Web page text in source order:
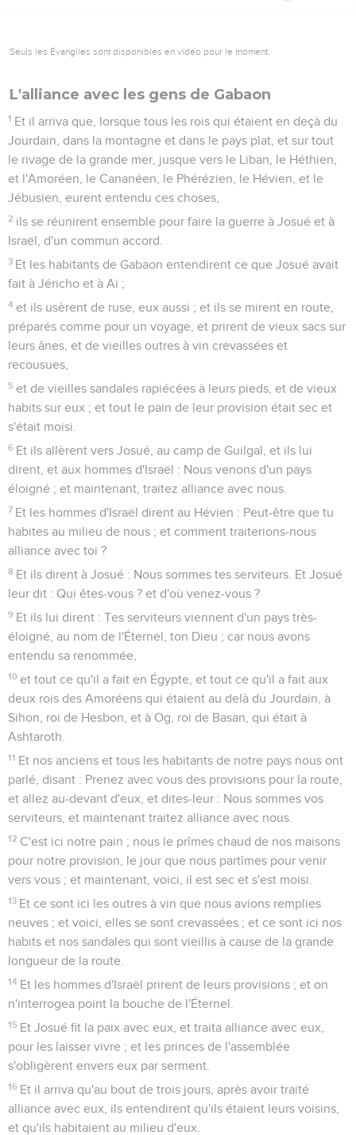
Seuls les Évangiles sont disponibles en vidéo pour le moment.
L'alliance avec les gens de Gabaon
1 Et il arriva que, lorsque tous les rois qui étaient en deçà du
Jourdain, dans la montagne et dans le pays plat, et sur tout
le rivage de la grande mer, jusque vers le Liban, le Héthien,
et l'Amoréen, le Cananéen, le Phérézien, le Hévien, et le
Jébusien, eurent entendu ces choses,
2 ils se réunirent ensemble pour faire la guerre à Josué et à
Israël, d'un commun accord.
3 Et les habitants de Gabaon entendirent ce que Josué avait
fait à Jéricho et à Aï ;
4 et ils usèrent de ruse, eux aussi ; et ils se mirent en route,
préparés comme pour un voyage, et prirent de vieux sacs sur
leurs ânes, et de vieilles outres à vin crevassées et
recousues,
5 et de vieilles sandales rapiécées à leurs pieds, et de vieux
habits sur eux ; et tout le pain de leur provision était sec et
s'était moisi.
6 Et ils allèrent vers Josué, au camp de Guilgal, et ils lui
dirent, et aux hommes d'Israël : Nous venons d'un pays
éloigné ; et maintenant, traitez alliance avec nous.
7 Et les hommes d'Israël dirent au Hévien : Peut-être que tu
habites au milieu de nous ; et comment traiterions-nous
alliance avec toi ?
8 Et ils dirent à Josué : Nous sommes tes serviteurs. Et Josué
leur dit : Qui êtes-vous ? et d'où venez-vous ?
9 Et ils lui dirent : Tes serviteurs viennent d'un pays très-
éloigné, au nom de l'Éternel, ton Dieu ; car nous avons
entendu sa renommée,
10 et tout ce qu'il a fait en Égypte, et tout ce qu'il a fait aux
deux rois des Amoréens qui étaient au delà du Jourdain, à
Sihon, roi de Hesbon, et à Og, roi de Basan, qui était à
Ashtaroth.
11 Et nos anciens et tous les habitants de notre pays nous ont
parlé, disant : Prenez avec vous des provisions pour la route,
et allez au-devant d'eux, et dites-leur : Nous sommes vos
serviteurs, et maintenant traitez alliance avec nous.
12 C'est ici notre pain ; nous le prîmes chaud de nos maisons
pour notre provision, le jour que nous partîmes pour venir
vers vous ; et maintenant, voici, il est sec et s'est moisi.
13 Et ce sont ici les outres à vin que nous avions remplies
neuves ; et voici, elles se sont crevassées ; et ce sont ici nos
habits et nos sandales qui sont vieillis à cause de la grande
longueur de la route.
14 Et les hommes d'Israël prirent de leurs provisions ; et on
n'interrogea point la bouche de l'Éternel.
15 Et Josué fit la paix avec eux, et traita alliance avec eux,
pour les laisser vivre ; et les princes de l'assemblée
s'obligèrent envers eux par serment.
16 Et il arriva qu'au bout de trois jours, après avoir traité
alliance avec eux, ils entendirent qu'ils étaient leurs voisins,
et qu'ils habitaient au milieu d'eux.